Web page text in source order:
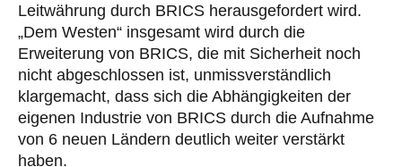
Leitwährung durch BRICS herausgefordert wird.
„Dem Westen“ insgesamt wird durch die
Erweiterung von BRICS, die mit Sicherheit noch
nicht abgeschlossen ist, unmissverständlich
klargemacht, dass sich die Abhängigkeiten der
eigenen Industrie von BRICS durch die Aufnahme
von 6 neuen Ländern deutlich weiter verstärkt
haben.